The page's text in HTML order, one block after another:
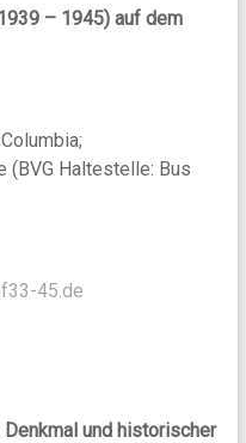
– 1945) auf dem
(BVG Haltestelle: Bus
45.de
Denkmal und historischer